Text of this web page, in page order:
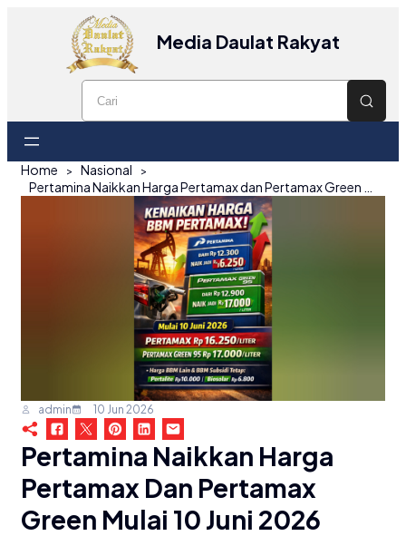
Media Daulat Rakyat
Home
Nasional
admin 10 Jun 2026
Pertamina Naikkan Harga
Pertamax Dan Pertamax
Green Mulai 10 Juni 2026